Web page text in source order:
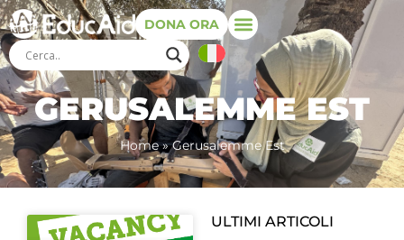
DONA ORA
GERUSALEMME EST
Home»Gerusalemme Est
ULTIMI ARTICOLI